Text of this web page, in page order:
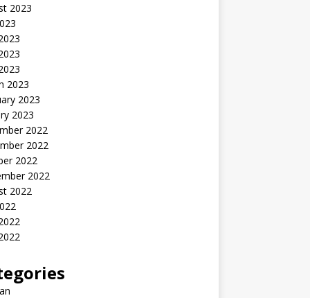
2023
2023
2023
2023
2022
2022
2022
2022
2022